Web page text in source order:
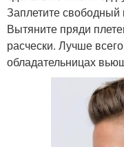
Заплетите свободный
Вытяните пряди
расчески. Лучше
обладательницах